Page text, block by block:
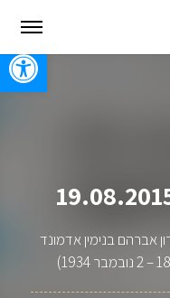
אברהם בנימין אדמונד